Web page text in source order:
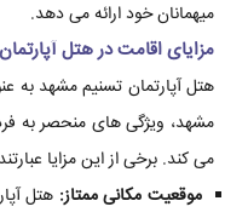
میهمانان خود ارائه می دهد.
مزایای اقامت در هتل
هتل آپارتمان تسنیم مشهد به
مشهد، ویژگی های منحصر به
می کند. برخی از این مزایا
موقعیت مکانی ممتاز: هتل